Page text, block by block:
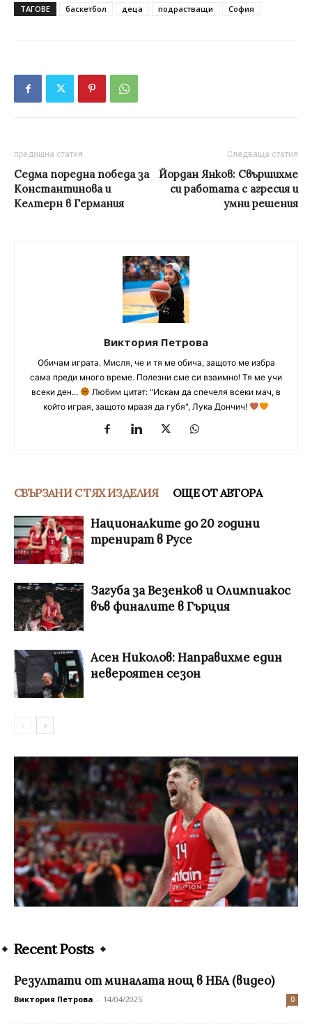
ТАГОВЕ баскетбол деца подрастващи София
предишна статия
Седма поредна победа за
Константинова и
Келтерн в Германия
Следваща статия
Йордан Янков: Свършихме
си работата с агресия и
умни решения
Виктория Петрова
Обичам играта. Мисля, че и тя ме обича, защото ме избра
сама преди много време. Полезни сме си взаимно! Тя ме учи
всеки ден...
Любим цитат: "Искам да спечеля всеки мач, в
който играя, защото мразя да губя", Лука Дончич!
СВЪРЗАНИ С ТЯХ ИЗДЕЛИЯ ОЩЕ ОТ АВТОРА
Националките до 20 години
тренират в Русе
Загуба за Везенков и Олимпиакос
във финалите в Гърция
Асен Николов: Направихме един
невероятен сезон
Recent Posts
Резултати от миналата нощ в НБА (видео)
Виктория Петрова - 14/04/2025 0